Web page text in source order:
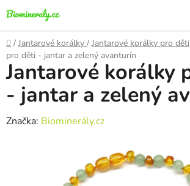
Přejít
na
obsah
Domů
/ Jantarové korálky / Jantarové korálky pro děti
pro děti - jantar a zelený avanturín
Jantarové korálky
- jantar a zelený
Značka: Biominerály.cz